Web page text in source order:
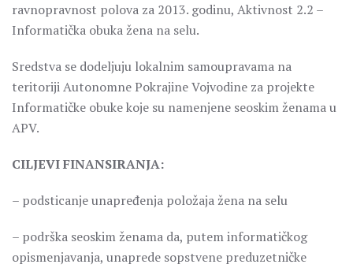
ravnopravnost polova za 2013. godinu, Aktivnost 2.2 –
Informatička obuka žena na selu.
Sredstva se dodeljuju lokalnim samoupravama na
teritoriji Autonomne Pokrajine Vojvodine za projekte
Informatičke obuke koje su namenjene seoskim ženama u
APV.
CILJEVI FINANSIRANJA:
– podsticanje unapređenja položaja žena na selu
– podrška seoskim ženama da, putem informatičkog
opismenjavanja, unaprede sopstvene preduzetničke